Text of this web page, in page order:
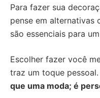
Para fazer sua
pense em alternativas
são essenciais para
Escolher fazer você
traz um toque pessoal.
que uma moda; é